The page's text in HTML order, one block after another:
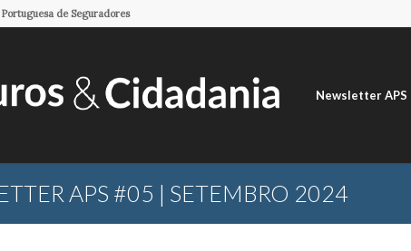
de Seguradores
Newsletter APS
APS #05 | SETEMBRO 2024